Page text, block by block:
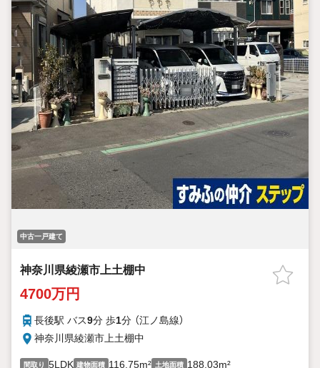
中古一戸建て
神奈川県綾瀬市上土棚中
4700万円
長後駅 バス9分 歩1分 （江ノ島線）
神奈川県綾瀬市上土棚中
間取り 5LDK 建物面積 116.75m² 土地面積 188.03m²